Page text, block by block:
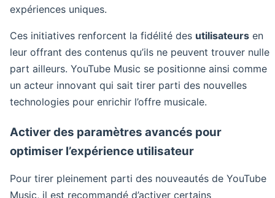
expériences uniques.
Ces initiatives renforcent la fidélité des utilisateurs en
leur offrant des contenus qu’ils ne peuvent trouver nulle
part ailleurs. YouTube Music se positionne ainsi comme
un acteur innovant qui sait tirer parti des nouvelles
technologies pour enrichir l’offre musicale.
Activer des paramètres avancés pour
optimiser l’expérience utilisateur
Pour tirer pleinement parti des nouveautés de YouTube
Music, il est recommandé d’activer certains